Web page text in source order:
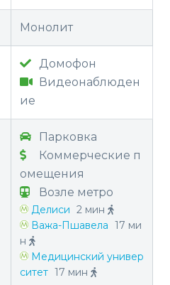
Монолит
Домофон
Видеонаблюден
ие
Парковка
Коммерческие п
омещения
Возле метро
Делиси 2 мин
Важа-Пшавела 17 ми
н
Медицинский универ
ситет 17 мин